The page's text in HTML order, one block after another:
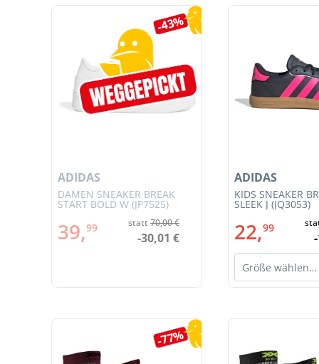
Produktgalerie überspringen
-43%
DAMEN SNEAKER BREAK
START BOLD W (JP7525)
ADIDAS
39,99 statt 70,00 €
-30,01 €
KIDS SNEAKER
SLEEK J (JQ3053)
ADIDAS
22,99
Größe wählen…
Produktgalerie überspringen
-77%